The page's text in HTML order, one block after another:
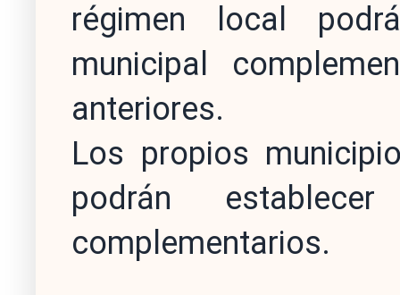
régimen local
municipal
anteriores.
Los propios
podrán
complementarios.